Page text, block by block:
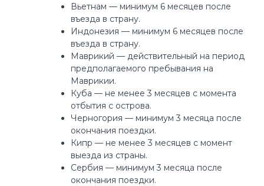
⁣⁣Вьетнам — минимум 6 месяцев после
въезда в страну.⁣⁣⠀
Индонезия — минимум 6 месяцев после
въезда в страну.
Маврикий — действительный на период
предполагаемого пребывания на
Маврикии.
Куба — не менее 3 месяцев с момента
отбытия с острова.
Черногория — минимум 3 месяца после
окончания поездки.⁣⁣
Кипр — не менее 3 месяцев с момент
выезда из страны.
Сербия — минимум 3 месяца после
окончания поездки.